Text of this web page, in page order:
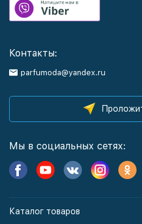
Контакты:
parfumoda@yandex.ru
Мы в социальных сетях:
Каталог товаров